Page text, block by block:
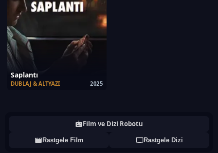
Saplantı
2025
DUBLAJ & ALTYAZI
Film ve Dizi Robotu
Rastgele Film Rastgele Dizi